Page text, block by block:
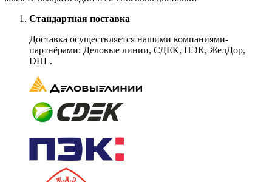
Стандартная поставка
Доставка осуществляется нашими компаниями-
партнёрами: Деловые линии, СДЕК, ПЭК, ЖелДор,
DHL.